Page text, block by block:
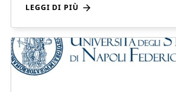
LEGGI DI PIÙ